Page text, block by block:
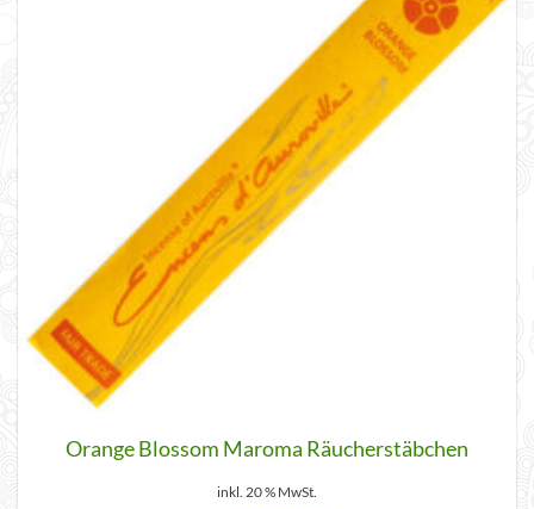
Orange Blossom Maroma Räucherstäbchen
inkl. 20 % MwSt.